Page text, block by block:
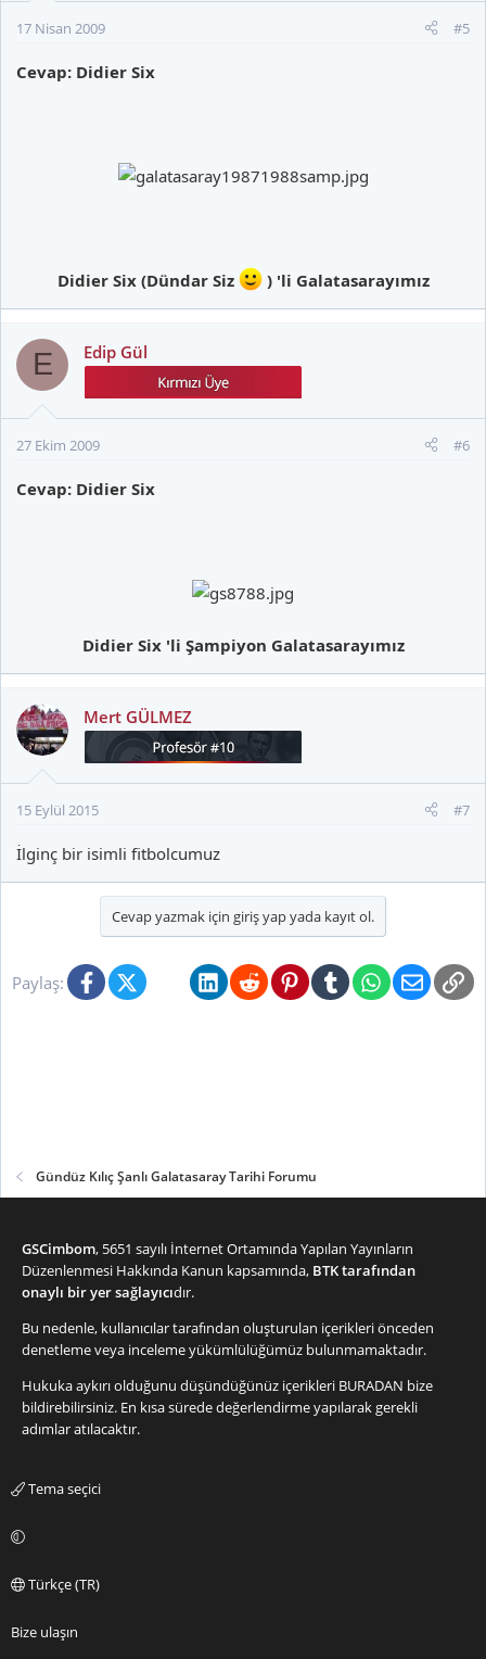
17 Nisan 2009 #5
Cevap: Didier Six
Didier Six (Dündar Siz ) 'li Galatasarayımız
E Edip Gül
27 Ekim 2009 #6
Cevap: Didier Six
Didier Six 'li Şampiyon Galatasarayımız
Mert GÜLMEZ
15 Eylül 2015 #7
İlginç bir isimli fitbolcumuz
Cevap yazmak için giriş yap yada kayıt ol.
Paylaş: FacebookX (Twitter)BlueskyLinkedInRedditPinterestTumblrWhatsApp
E-posta
Gündüz Kılıç Şanlı Galatasaray Tarihi Forumu
GSCimbom, 5651 sayılı İnternet Ortamında Yapılan Yayınların
Düzenlenmesi Hakkında Kanun kapsamında, BTK tarafından
onaylı bir yer sağlayıcıdır.
Bu nedenle, kullanıcılar tarafından oluşturulan içerikleri önceden
denetleme veya inceleme yükümlülüğümüz bulunmamaktadır.
Hukuka aykırı olduğunu düşündüğünüz içerikleri BURADAN bize
bildirebilirsiniz. En kısa sürede değerlendirme yapılarak gerekli
adımlar atılacaktır.
Tema seçici
Türkçe (TR)
Bize ulaşın